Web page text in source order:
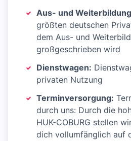
Aus- und
größten deutschen
dem Aus- und
großgeschrieben wird
Dienstwagen:
privaten Nutzung
Terminversorgung:
durch uns: Durch die
HUK-COBURG stellen
dich vollumfänglich auf